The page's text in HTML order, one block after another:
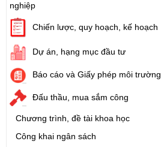
nghiệp
Chiến lược, quy hoạch, kế hoạch
Dự án, hạng mục đầu tư
Báo cáo và Giấy phép môi trường
Đấu thầu, mua sắm công
Chương trình, đề tài khoa học
Công khai ngân sách